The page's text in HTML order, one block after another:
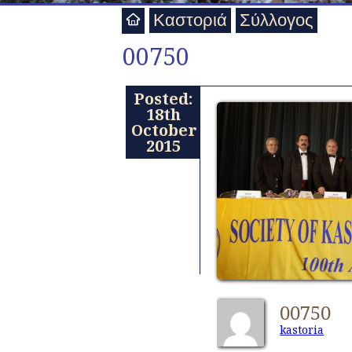
Καστοριά Σύλλογος
00750
Posted:
18th
October
2015
00750
kastoria